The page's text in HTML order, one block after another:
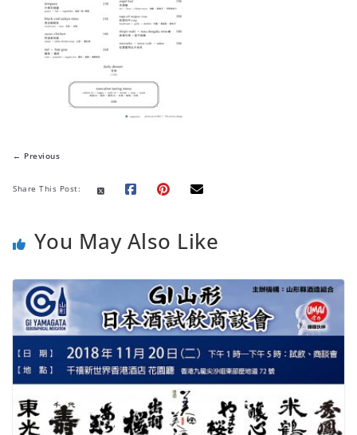
← Previous
Share This Post:
You May Also Like